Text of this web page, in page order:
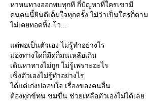
หาหนทางออกพบทุกที กี่ปัญหาที่ใครเขามี
คนคนนี้ยินดีเต็มใจทุกครั้ง ไม่ว่าเป็นใครก็ตาม
ไม่เคยทอดทิ้ง โว...
ต่พอเป็นตัวเอง ไม่รู้ทำอย่างไร
มองทางใดก็มืดก็มนเหลือเกิน
เดินหาทางไม่ถูก ไม่รู้เพราะอะไร
เซ็งตัวเองไม่รู้ทำอย่างไร
ได้แต่เก่งปลอบใจ เรื่องของคนอื่น
ต้องทุกข์ทน ขมขื่น ช่วยเหลือตัวเองไม่ได้เล